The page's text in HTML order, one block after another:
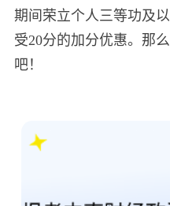
期间荣立个人三等功及
受20分的加分优惠。那
吧！